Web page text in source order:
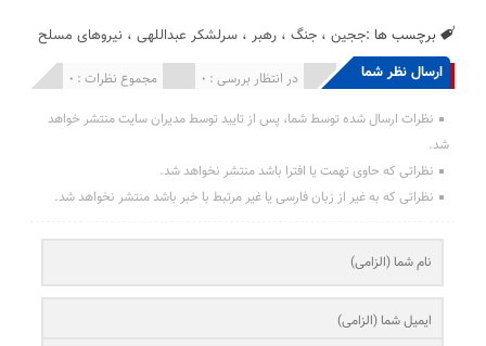
برچسب ها :ججین ،جنگ ،رهبر ،سرلشکر عبداللهی ، نیروهای مسلح
ارسال نظر شما مجموع نظرات : 0 در انتظار بررسی : 0 انتشار یافته : 0
نظرات ارسال شده توسط شما، پس از تایید توسط مدیران سایت منتشر خواهد
شد.
نظراتی که حاوی تهمت یا افترا باشد منتشر نخواهد شد.
نظراتی که به غیر از زبان فارسی یا غیر مرتبط با خبر باشد منتشر نخواهد شد.